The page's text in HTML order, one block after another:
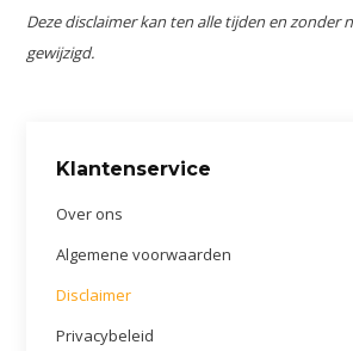
Klantenservice
Over ons
Algemene voorwaarden
Disclaimer
Privacybeleid
Deze disclaimer kan ten alle tijden en zonder
gewijzigd.